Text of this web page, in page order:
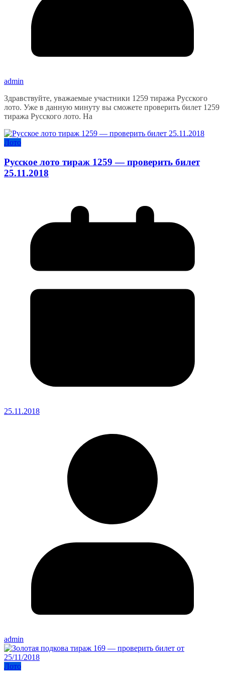
admin
Здравствуйте, уважаемые участники 1259 тиража Русского
лото. Уже в данную минуту вы сможете проверить билет 1259
тиража Русского лото. На
Лото
Русское лото тираж 1259 — проверить билет
25.11.2018
25.11.2018
admin
Лото